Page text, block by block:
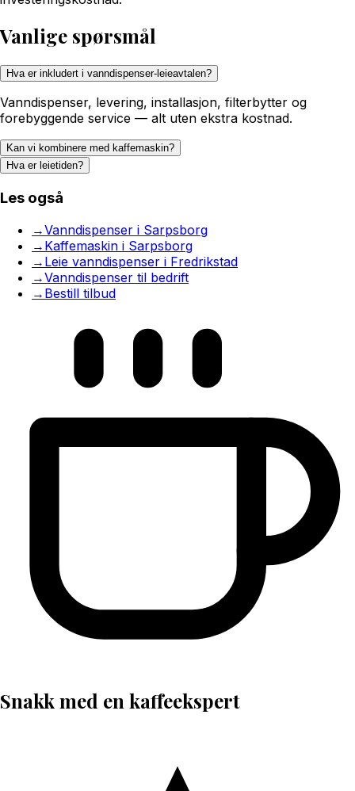
Vanlige spørsmål
Hva er inkludert i vanndispenser-leieavtalen?
Vanndispenser, levering, installasjon, filterbytter og
forebyggende service — alt uten ekstra kostnad.
Kan vi kombinere med kaffemaskin?
Hva er leietiden?
Les også
→Vanndispenser i Sarpsborg
→ Kaffemaskin i Sarpsborg
→ Leie vanndispenser i Fredrikstad
→Vanndispenser til bedrift
→ Bestill tilbud
Snakk med en kaffeekspert